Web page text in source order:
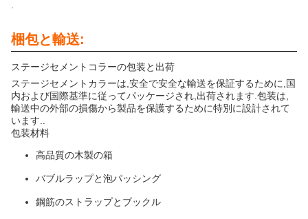
梱包と輸送:
ステージセメントコラーの包装と出荷
ステージセメントカラーは,安全で安全な輸送を保証するために,国
内および国際基準に従ってパッケージされ,出荷されます.包装は,
輸送中の外部の損傷から製品を保護するために特別に設計されて
います..
包装材料
高品質の木製の箱
バブルラップと泡パッシング
鋼筋のストラップとブックル